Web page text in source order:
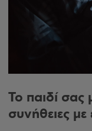
Το παιδί σας
συνήθειες